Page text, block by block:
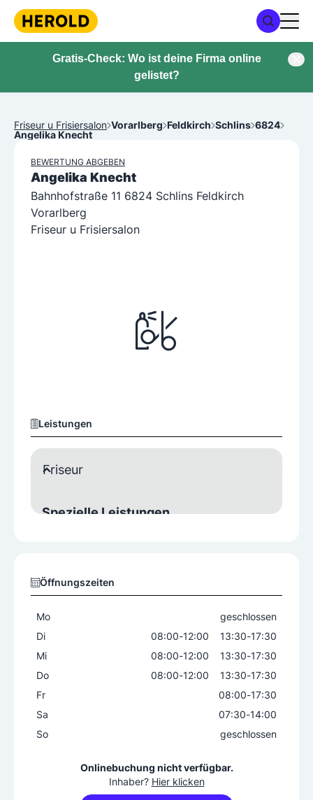
Gratis-Check: Wo ist deine Firma online
gelistet?
Friseur u Frisiersalon Vorarlberg Feldkirch Schlins 6824
Angelika Knecht
BEWERTUNG ABGEBEN
Angelika Knecht
Bahnhofstraße 11 6824 Schlins Feldkirch
Vorarlberg
Friseur u Frisiersalon
Leistungen
Friseur
Spezielle Leistungen
Öffnungszeiten
Mo
geschlossen
Di
08:00-12:00 13:30-17:30
Mi
08:00-12:00 13:30-17:30
Do
08:00-12:00 13:30-17:30
Fr
08:00-17:30
Sa
07:30-14:00
So
geschlossen
Onlinebuchung nicht verfügbar.
Inhaber? Hier klicken
+43 5524 8348